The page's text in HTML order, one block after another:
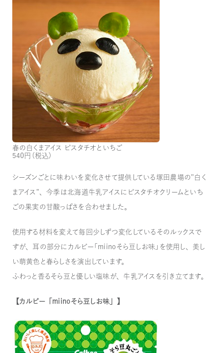
春の白くまアイス ピスタチオといちご
540円（税込）
シーズンごとに味わいを変化させて提供している塚田農場の"白く
まアイス"、今季は北海道牛乳アイスにピスタチオクリームといち
ごの果実の甘酸っぱさを合わせました。
使用する材料を変えて毎回少しずつ変化しているそのルックスで
すが、耳の部分にカルビー「miinoそら豆しお味」を使用し、美し
い萌黄色と春らしさを演出しています。
ふわっと香るそら豆と優しい塩味が、牛乳アイスを引き立てます。
【カルビー「miinoそら豆しお味」】​